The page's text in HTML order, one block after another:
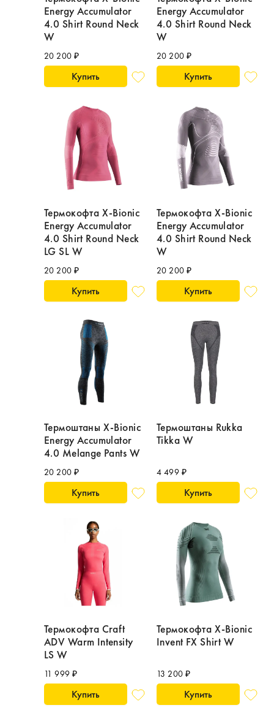
Energy Accumulator
4.0 Shirt Round Neck
W
20 200 ₽
Купить
Energy Accumulator
4.0 Shirt Round Neck
W
20 200 ₽
Купить
Термокофта X-Bionic
Energy Accumulator
4.0 Shirt Round Neck
LG SL W
20 200 ₽
Купить
Термокофта X-Bionic
Energy Accumulator
4.0 Shirt Round Neck
W
20 200 ₽
Купить
Термоштаны X-Bionic
Energy Accumulator
4.0 Melange Pants W
20 200 ₽
Купить
Термоштаны Rukka
Tikka W
4 499 ₽
Купить
Термокофта Craft
ADV Warm Intensity
LS W
11 999 ₽
Купить
Термокофта X-Bionic
Invent FX Shirt W
13 200 ₽
Купить